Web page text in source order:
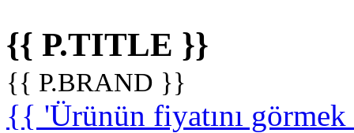
{{ P.TITLE }}
{{ P.BRAND }}
{{ 'Ürünün fiyatını